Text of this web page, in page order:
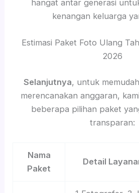
hangat antar generasi
kenangan keluarga
Estimasi Paket Foto Ulang
2026
Selanjutnya, untuk
merencanakan anggaran,
beberapa pilihan paket
transparan:
Nama
Paket
Detail